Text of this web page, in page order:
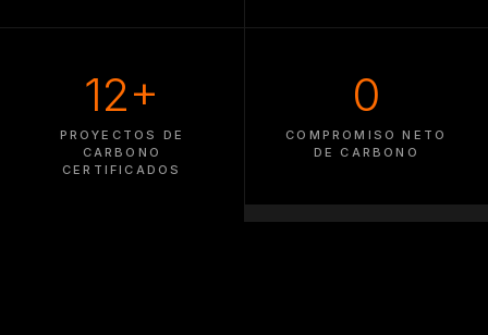
12+
PROYECTOS DE
CARBONO
CERTIFICADOS
0
COMPROMISO NETO
DE CARBONO